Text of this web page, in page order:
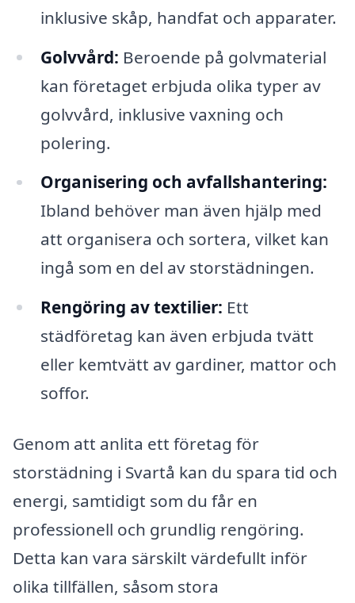
inklusive skåp, handfat och apparater.
Golvvård: Beroende på golvmaterial
kan företaget erbjuda olika typer av
golvvård, inklusive vaxning och
polering.
Organisering och avfallshantering:
Ibland behöver man även hjälp med
att organisera och sortera, vilket kan
ingå som en del av storstädningen.
Rengöring av textilier: Ett
städföretag kan även erbjuda tvätt
eller kemtvätt av gardiner, mattor och
soffor.
Genom att anlita ett företag för
storstädning i Svartå kan du spara tid och
energi, samtidigt som du får en
professionell och grundlig rengöring.
Detta kan vara särskilt värdefullt inför
olika tillfällen, såsom stora